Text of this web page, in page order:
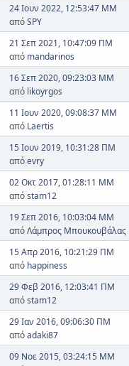
24 Ιουν 2022, 12:53:47 ΜΜ
απόSPY
21 Σεπ 2021, 10:47:09 ΠΜ
από mandarinos
16 Σεπ 2020, 09:23:03 ΜΜ
από likoyrgos
11 Ιουν 2020, 09:08:37 ΜΜ
από Laertis
15 Ιουν 2019, 10:31:28 ΠΜ
απόevry
02 Οκτ 2017, 01:28:11 ΜΜ
απόstam12
19 Σεπ 2016, 10:03:04 ΜΜ
απόΛάμπρος Μπουκουβάλας
15 Απρ 2016, 10:21:29 ΠΜ
από happiness
29 Φεβ 2016, 12:03:41 ΠΜ
απόstam12
29 Ιαν 2016, 09:06:30 ΠΜ
απόadaki87
09 Νοε 2015, 03:24:15 ΜΜ